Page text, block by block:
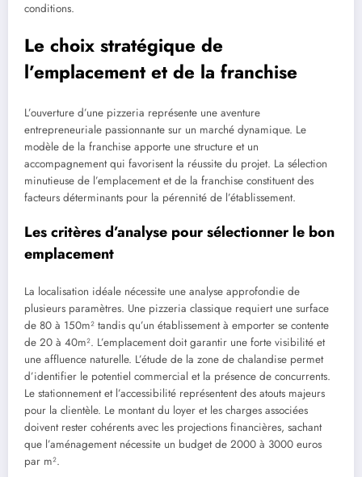
conditions.
Le choix stratégique de
l’emplacement et de la franchise
L’ouverture d’une pizzeria représente une aventure
entrepreneuriale passionnante sur un marché dynamique. Le
modèle de la franchise apporte une structure et un
accompagnement qui favorisent la réussite du projet. La sélection
minutieuse de l’emplacement et de la franchise constituent des
facteurs déterminants pour la pérennité de l’établissement.
Les critères d’analyse pour sélectionner le bon
emplacement
La localisation idéale nécessite une analyse approfondie de
plusieurs paramètres. Une pizzeria classique requiert une surface
de 80 à 150m² tandis qu’un établissement à emporter se contente
de 20 à 40m². L’emplacement doit garantir une forte visibilité et
une affluence naturelle. L’étude de la zone de chalandise permet
d’identifier le potentiel commercial et la présence de concurrents.
Le stationnement et l’accessibilité représentent des atouts majeurs
pour la clientèle. Le montant du loyer et les charges associées
doivent rester cohérents avec les projections financières, sachant
que l’aménagement nécessite un budget de 2000 à 3000 euros
par m².